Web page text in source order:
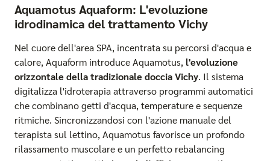
Aquamotus Aquaform: L'evoluzione
idrodinamica del trattamento Vichy
Nel cuore dell'area SPA, incentrata su percorsi d'acqua e
calore, Aquaform introduce Aquamotus, l'evoluzione
orizzontale della tradizionale doccia Vichy. Il sistema
digitalizza l'idroterapia attraverso programmi automatici
che combinano getti d'acqua, temperature e sequenze
ritmiche. Sincronizzandosi con l'azione manuale del
terapista sul lettino, Aquamotus favorisce un profondo
rilassamento muscolare e un perfetto rebalancing